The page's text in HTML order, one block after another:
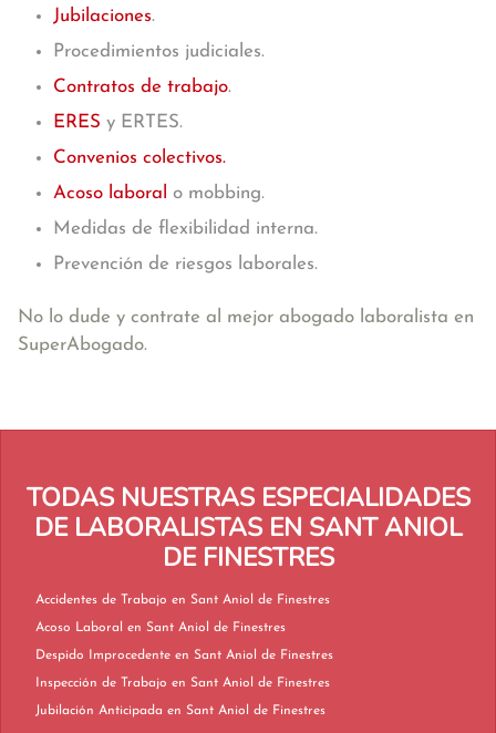
Jubilaciones.
Procedimientos judiciales.
Contratos de trabajo.
ERES y ERTES.
Convenios colectivos.
Acoso laboral o mobbing.
Medidas de flexibilidad interna.
Prevención de riesgos laborales.
No lo dude y contrate al mejor abogado laboralista en
SuperAbogado.
TODAS NUESTRAS ESPECIALIDADES
DE LABORALISTAS EN SANT ANIOL
DE FINESTRES
Accidentes de Trabajo en Sant Aniol de Finestres
Acoso Laboral en Sant Aniol de Finestres
Despido Improcedente en Sant Aniol de Finestres
Inspección de Trabajo en Sant Aniol de Finestres
Jubilación Anticipada en Sant Aniol de Finestres